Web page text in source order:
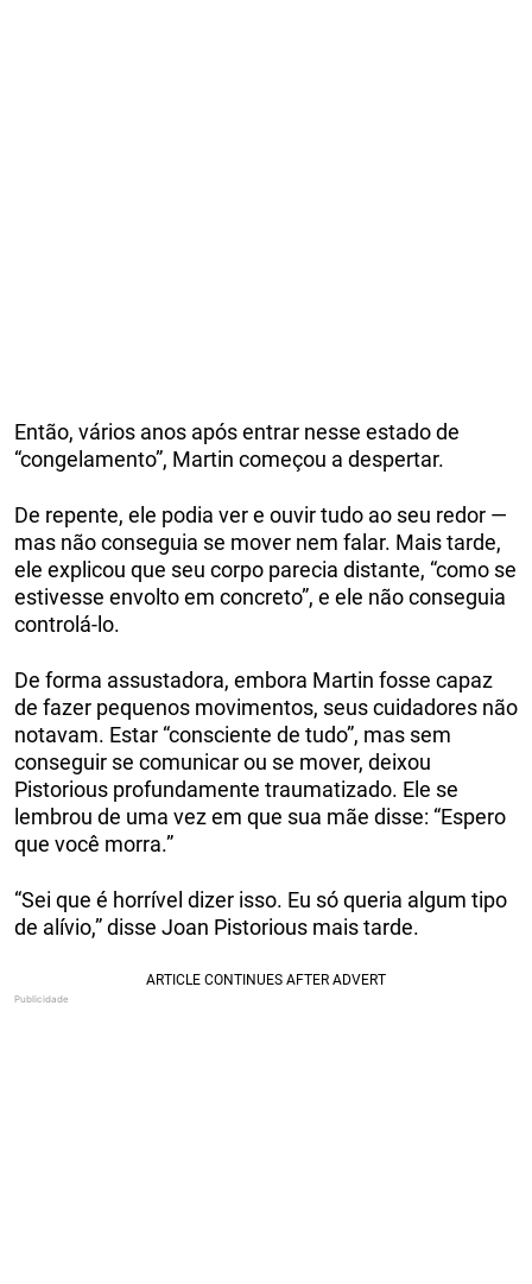
Então, vários anos após entrar nesse estado de
“congelamento”, Martin começou a despertar.
De repente, ele podia ver e ouvir tudo ao seu redor —
mas não conseguia se mover nem falar. Mais tarde,
ele explicou que seu corpo parecia distante, “como se
estivesse envolto em concreto”, e ele não conseguia
controlá-lo.
De forma assustadora, embora Martin fosse capaz
de fazer pequenos movimentos, seus cuidadores não
notavam. Estar “consciente de tudo”, mas sem
conseguir se comunicar ou se mover, deixou
Pistorious profundamente traumatizado. Ele se
lembrou de uma vez em que sua mãe disse: “Espero
que você morra.”
“Sei que é horrível dizer isso. Eu só queria algum tipo
de alívio,” disse Joan Pistorious mais tarde.